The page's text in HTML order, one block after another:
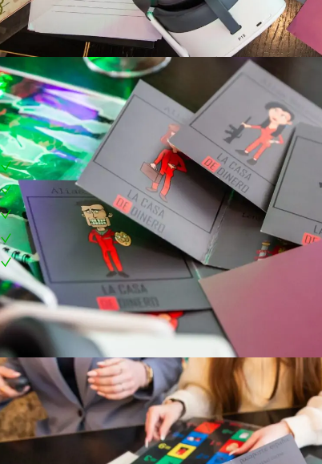
Inclusief:
Professionele begeleiding
Moderne VR-brillen
Uitgebreid 3-gangen diner
Leuke prijs voor het winnende team
Te boeken op uw gewenste dag en tijdstip!
Bezorgkosten (meerprijs):
Leeuwarden € 100,- excl. BTW
Tip:
Niet telkens uw knip hoeven trekken om uw drankje af te
persoon per uur (excl. BTW) kunt u gebruikmaken van
onbeperkt kunt genieten van bier, fris, huiswijn, koffie en
achteraf niet voor verrassingen te staan!